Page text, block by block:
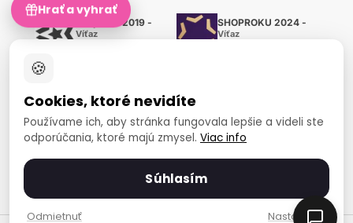
Shoproku 2019 -
Víťaz
SHOPROKU 2024 -
Víťaz
European Art Awards
Organizátor medzinárodnej
súťaže
Európsky sociálny fond
Zamestnanosť a sociálna
🍪
Cookies, ktoré nevidíte
Používame ich, aby stránka fungovala lepšie a videli ste
odporúčania, ktoré majú zmysel. Viac info
Súhlasím
Odmietnuť Nastavenia
Hrať a vyhrať